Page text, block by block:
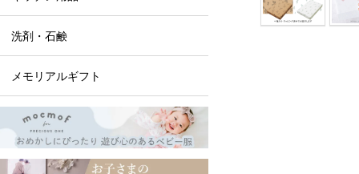
洗剤・石鹸
メモリアルギフト